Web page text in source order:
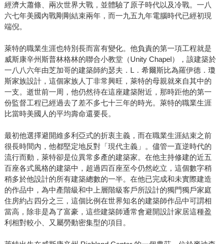
經濟大蕭條、兩次世界大戰，並體驗了原子時代以及冷戰。一八
六七年美國內戰剛剛結束兩年，而一九五九年電腦時代已經初現
端倪。
萊特的職業生涯也特別長而富有變化。他負責的第一項工程就是
威斯康辛州斯普林格林的聯合小教堂（Unity Chapel），該建築於
一八八六年由芝加哥的建築師約瑟夫．L．希爾斯比為羅伊德．瓊
斯家族設計，這個家族人丁非常興旺，萊特的母親就來自其中的
一支。逝世前一周，他仍然待在這座建築附近，那時距他的第一
份監督工程已經過去了差不多七十三年的時光。萊特的職業生涯
比當時美國人的平均壽命還要長。
最初他選擇避開維多利亞式的折衷主義，而在職業生涯結束之前
很長時間內，他都堅定地反對「現代主義」。儘管一直逆時代的
流行而動，萊特卻是位異常多產的建築家。在他主持修建的近五
百座各式風格的建築中，超過四百座至今仍然屹立，這個數字稍
稍多於他設計的所有建築總數的一半。在他已完成和未實際建造
的作品中，為中產階級和中上層階級客戶所設計的獨門獨戶家庭
住房約占四分之三，這個比例在世界知名的建築師作品中可謂相
當高，除非是為了富豪，這些建築師通常會避開設計家居這種盈
利相對較小、又屬勞動密集型的項目。